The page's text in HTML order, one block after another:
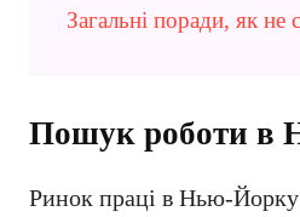
Загальні поради, як
Пошук роботи в
Ринок праці в Нью-